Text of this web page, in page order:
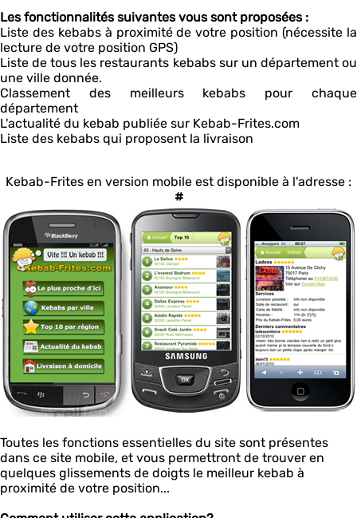
Les fonctionnalités suivantes vous sont proposées :
Liste des kebabs à proximité de votre position (nécessite la
lecture de votre position GPS)
Liste de tous les restaurants kebabs sur un département ou
une ville donnée.
Classement des meilleurs kebabs pour chaque
département
L'actualité du kebab publiée sur Kebab-Frites.com
Liste des kebabs qui proposent la livraison
Kebab-Frites en version mobile est disponible à l'adresse :
#
Toutes les fonctions essentielles du site sont présentes
dans ce site mobile, et vous permettront de trouver en
quelques glissements de doigts le meilleur kebab à
proximité de votre position...